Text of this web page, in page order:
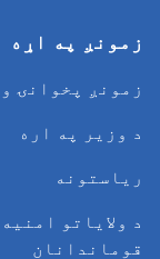
زمونږ په اړه
زمونږ پخوانۍ
د وزیر په اره
ریاستونه
د ولایاتو امنیه
قوماندانان